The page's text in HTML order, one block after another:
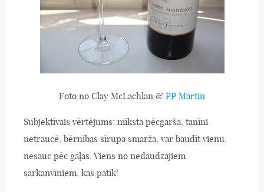
Foto no Clay McLachlan & PP Martin
Subjektīvais vērtējums: mīksta pēcgarša, tanīni
netraucē, bērnības sīrupa smarža, var baudīt vienu,
nesauc pēc gaļas. Viens no nedaudzajiem
sarkanvīniem, kas patīk!